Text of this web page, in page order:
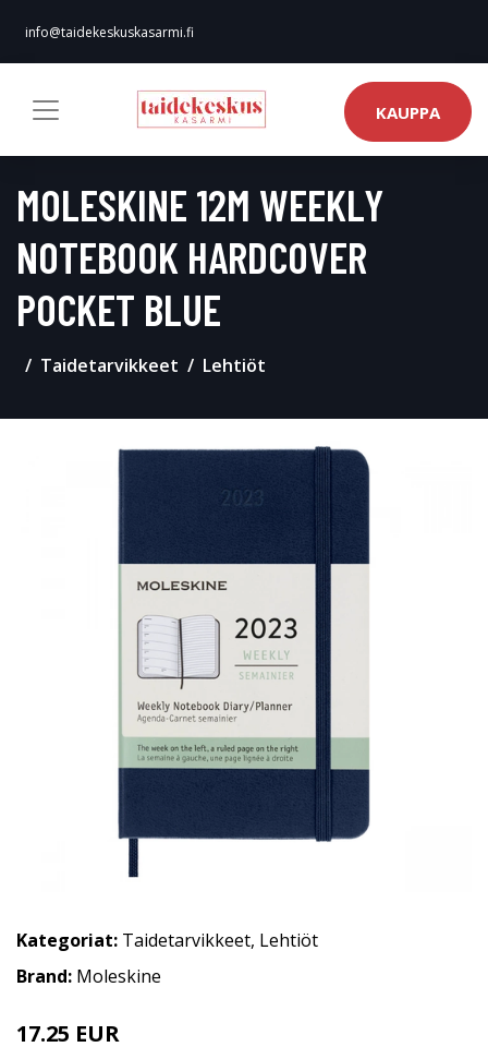
info@taidekeskuskasarmi.fi
KAUPPA
MOLESKINE 12M WEEKLY
NOTEBOOK HARDCOVER
POCKET BLUE
Taidetarvikkeet Lehtiöt
Kategoriat: Taidetarvikkeet, Lehtiöt
Brand: Moleskine
17.25 EUR